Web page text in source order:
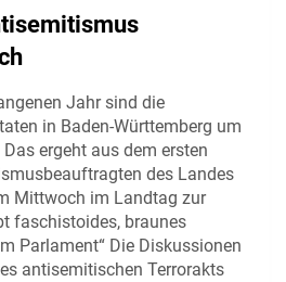
Jahr sind die
in Baden-Württemberg um
ergeht aus dem ersten
des Landes
Mittwoch im Landtag zur
faschistoides, braunes
Parlament“ Die Diskussionen
antisemitischen Terrorakts